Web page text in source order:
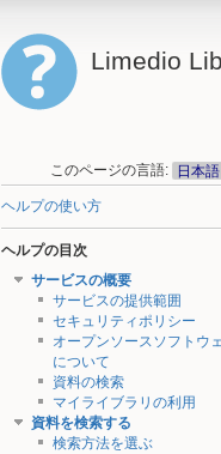
Limedio
このページの言語:
ヘルプの使い方
ヘルプの目次
サービスの概要
サービスの提供範囲
セキュリティポリシー
オープンソースソフトウ
について
資料の検索
マイライブラリの利用
資料を検索する
検索方法を選ぶ